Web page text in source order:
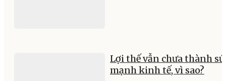
Lợi thế vẫn chưa thành
mạnh kinh tế, vì sao?